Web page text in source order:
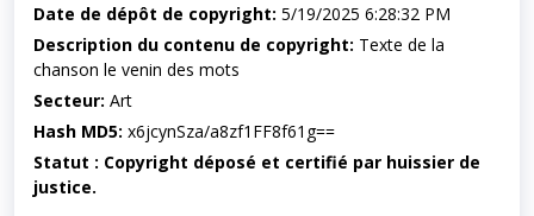
Date de dépôt de copyright: 5/19/2025 6:28:32 PM
Description du contenu de copyright: Texte de la
chanson le venin des mots
Secteur: Art
Hash MD5: x6jcynSza/a8zf1FF8f61g==
Statut : Copyright déposé et certifié par huissier de
justice.